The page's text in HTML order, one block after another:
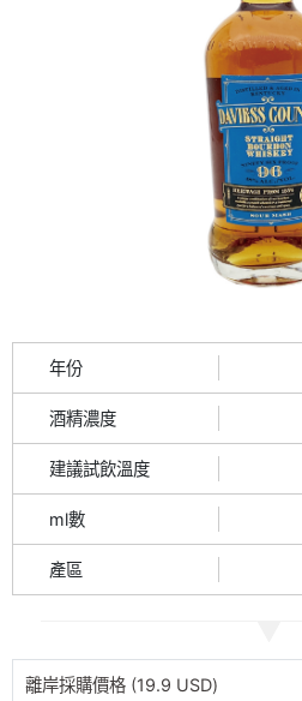
年份
酒精濃度
建議試飲溫度
ml數
產區
離岸採購價格 (19.9 USD)